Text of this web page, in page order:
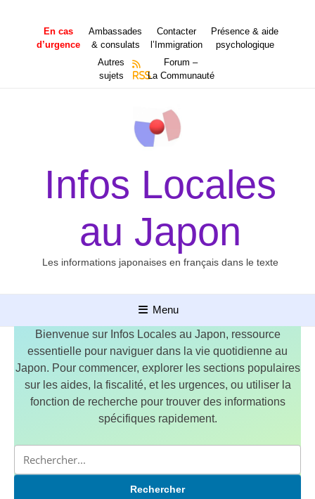
contenu
En cas
d’urgence
Ambassades
& consulats
Contacter
l’Immigration
Présence & aide
psychologique
Autres
sujets
RSS
Forum –
La Communauté
Infos Locales
au Japon
Les informations japonaises en français dans le texte
Menu
Bienvenue sur Infos Locales au Japon, ressource
essentielle pour naviguer dans la vie quotidienne au
Japon. Pour commencer, explorer les sections populaires
sur les aides, la fiscalité, et les urgences, ou utiliser la
fonction de recherche pour trouver des informations
spécifiques rapidement.
Rechercher